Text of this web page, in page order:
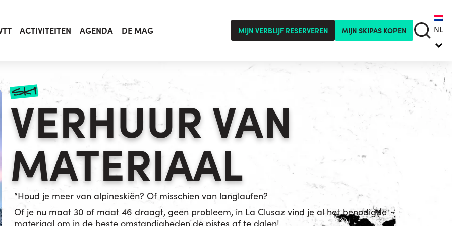
ACTIVITEITEN AGENDA DE MAG MIJN VERBLIJF RESERVEREN MIJN SKIPAS KOPEN NL
ski
VERHUUR VAN
MATERIAAL
“Houd je meer van alpineskiën? Of misschien van langlaufen?
Of je nu maat 30 of maat 46 draagt, geen probleem, in La Clusaz vind je al het benodigde
materiaal om in de beste omstandigheden de pistes af te dalen!